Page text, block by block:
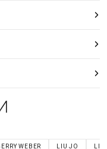
WEBER LIU JO